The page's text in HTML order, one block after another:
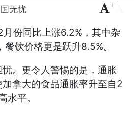
无忧 +
月份同比上涨6.2%，其中杂
饮价格更是跃升8.5%。
。更令人警惕的是，通胀
拿大的食品通胀率升至自2
水平。